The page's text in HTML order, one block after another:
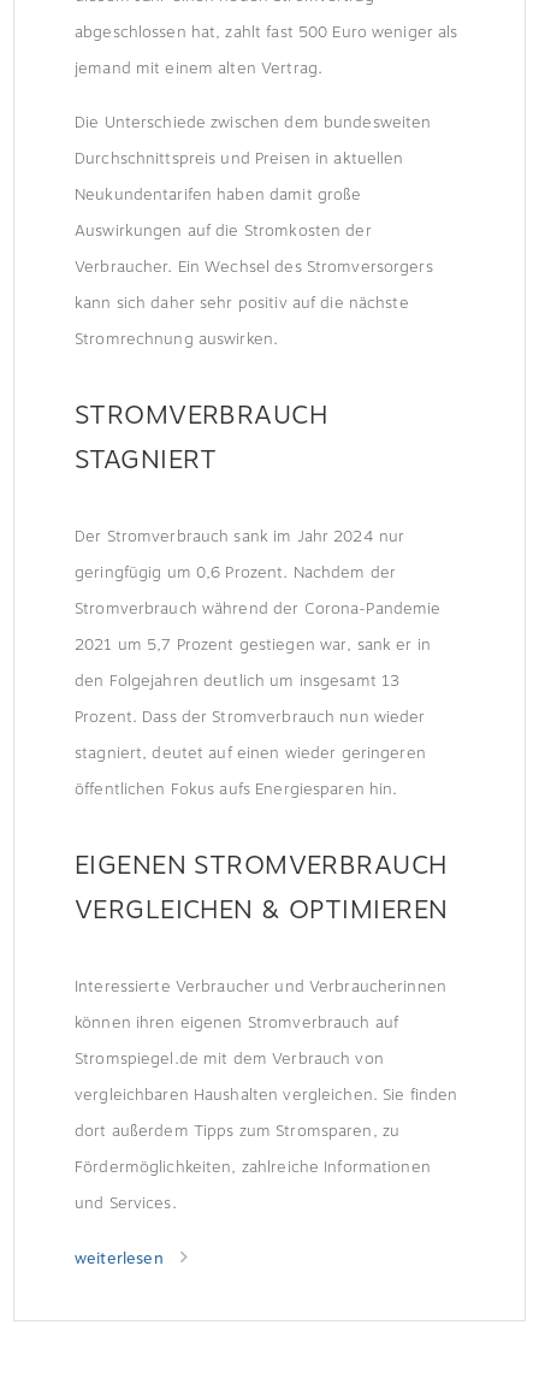
abgeschlossen hat, zahlt fast 500 Euro weniger als
jemand mit einem alten Vertrag.
Die Unterschiede zwischen dem bundesweiten
Durchschnittspreis und Preisen in aktuellen
Neukundentarifen haben damit große
Auswirkungen auf die Stromkosten der
Verbraucher. Ein Wechsel des Stromversorgers
kann sich daher sehr positiv auf die nächste
Stromrechnung auswirken.
STROMVERBRAUCH
STAGNIERT
Der Stromverbrauch sank im Jahr 2024 nur
geringfügig um 0,6 Prozent. Nachdem der
Stromverbrauch während der Corona-Pandemie
2021 um 5,7 Prozent gestiegen war, sank er in
den Folgejahren deutlich um insgesamt 13
Prozent. Dass der Stromverbrauch nun wieder
stagniert, deutet auf einen wieder geringeren
öffentlichen Fokus aufs Energiesparen hin.
EIGENEN STROMVERBRAUCH
VERGLEICHEN & OPTIMIEREN
Interessierte Verbraucher und Verbraucherinnen
können ihren eigenen Stromverbrauch auf
Stromspiegel.de mit dem Verbrauch von
vergleichbaren Haushalten vergleichen. Sie finden
dort außerdem Tipps zum Stromsparen, zu
Fördermöglichkeiten, zahlreiche Informationen
und Services.
weiterlesen